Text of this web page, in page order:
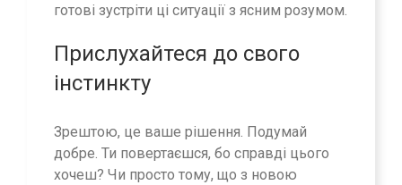
готові зустріти ці ситуації з ясним розумом.
Прислухайтеся до свого
інстинкту
Зрештою, це ваше рішення. Подумай
добре. Ти повертаєшся, бо справді цього
хочеш? Чи просто тому, що з новою